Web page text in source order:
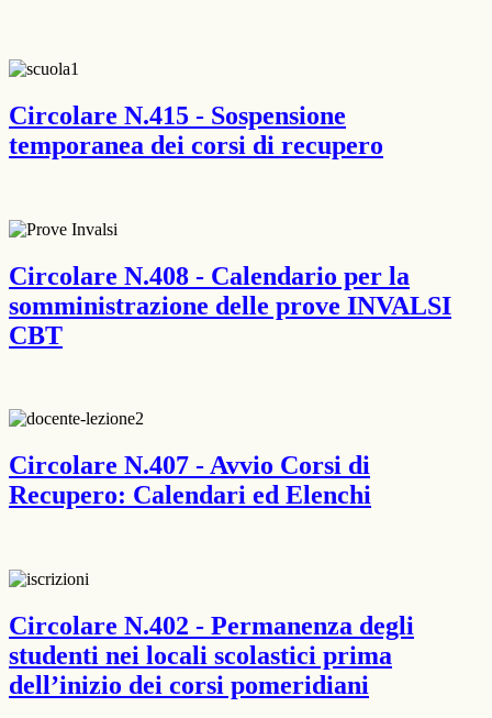
Circolare N.415 - Sospensione
temporanea dei corsi di recupero
Circolare N.408 - Calendario per la
somministrazione delle prove INVALSI
CBT
Circolare N.407 - Avvio Corsi di
Recupero: Calendari ed Elenchi
Circolare N.402 - Permanenza degli
studenti nei locali scolastici prima
dell’inizio dei corsi pomeridiani